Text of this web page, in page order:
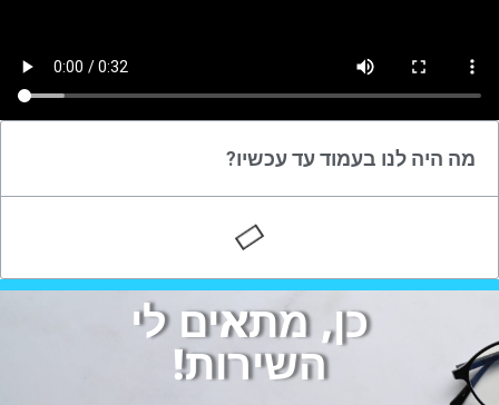
מה היה לנו בעמוד עד עכשיו?
כן, מתאים לי
השירות!